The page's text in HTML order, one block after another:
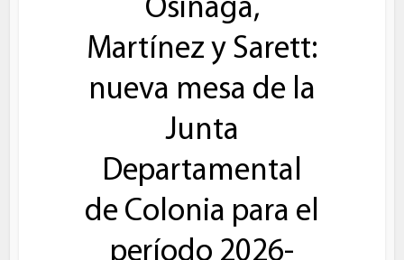
Osinaga,
Martínez y Sarett:
nueva mesa de la
Junta
Departamental
de Colonia para el
período 2026-